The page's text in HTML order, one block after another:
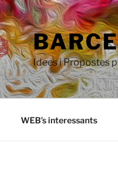
Idees i Propostes
WEB’s interessants